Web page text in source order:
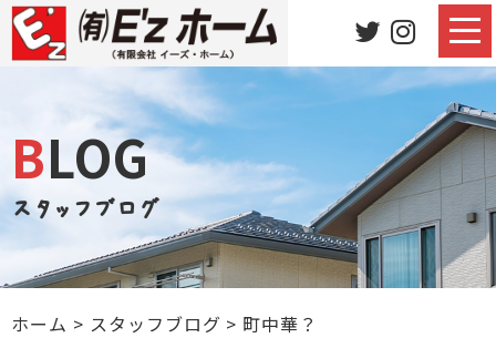
BLOG
スタッフブログ
ホーム > スタッフブログ > 町中華？